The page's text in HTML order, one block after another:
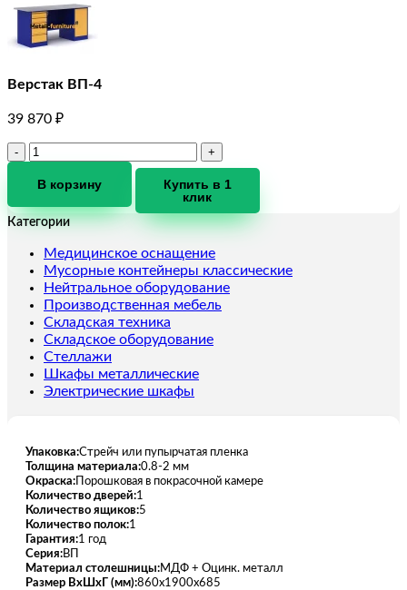
Верстак ВП-4
39 870 ₽
Количество
Верстак
В корзину
Купить в 1
клик
Категории
Медицинское оснащение
Мусорные контейнеры классические
Нейтральное оборудование
Производственная мебель
Складская техника
Складское оборудование
Стеллажи
Шкафы металлические
Электрические шкафы
Упаковка:Стрейч или пупырчатая пленка
Толщина материала:0.8-2 мм
Окраска: Порошковая в покрасочной камере
Количество дверей:1
Количество ящиков:5
Количество полок:1
Гарантия:1 год
Серия:ВП
Материал столешницы:МДФ + Оцинк. металл
Размер ВхШхГ (мм):860x1900x685